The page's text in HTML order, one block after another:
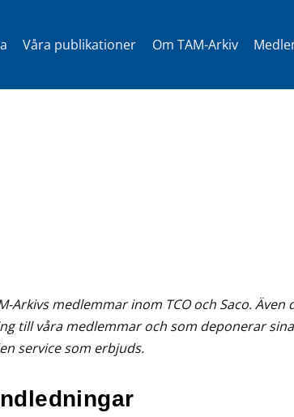
Våra publikationer Om TAM-Arkiv
medlemmar inom TCO och Saco. Även
till våra medlemmar och som deponerar sina
service som erbjuds.